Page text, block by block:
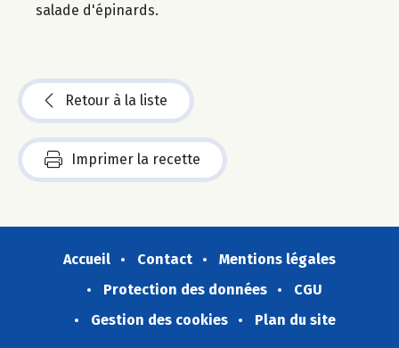
salade d'épinards.
Retour à la liste
Imprimer la recette
Accueil Contact
Mentions légales
Protection des données
CGU
Gestion des cookies
Plan du site